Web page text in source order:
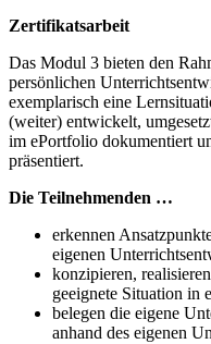
Zertifikatsarbeit
Das Modul 3 bieten den
persönlichen
exemplarisch eine
(weiter) entwickelt,
im ePortfolio dokumentiert
präsentiert.
Die Teilnehmenden …
erkennen
eigenen
konzipieren,
geeignete Situation in
belegen die eigene
anhand des eigenen